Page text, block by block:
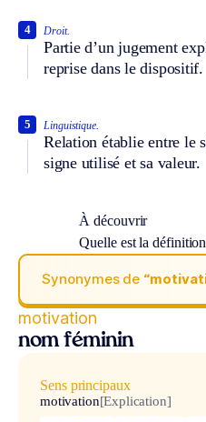
Droit.
Partie d’un jugement
reprise dans le dispositif.
4
Linguistique.
Relation établie entre le
signe utilisé et sa valeur.
5
À découvrir
Quelle est la
Synonymes de
motivation
nom féminin
Sens principaux
motivation[Explication]